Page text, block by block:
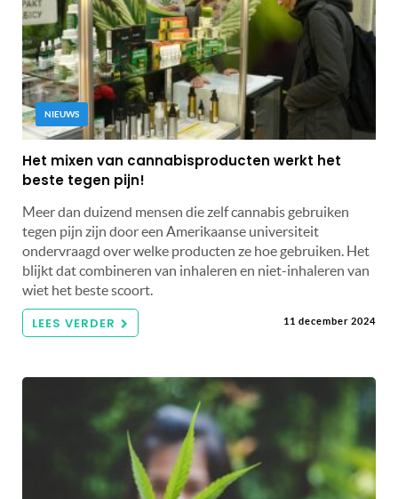
NIEUWS
Het mixen van cannabisproducten werkt het
beste tegen pijn!
Meer dan duizend mensen die zelf cannabis gebruiken
tegen pijn zijn door een Amerikaanse universiteit
ondervraagd over welke producten ze hoe gebruiken. Het
blijkt dat combineren van inhaleren en niet-inhaleren van
wiet het beste scoort.
LEES VERDER 11 december 2024